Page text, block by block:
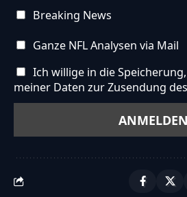
h\u00e4ngt vom Einsatz
{"captcha":{"accessibility-
icon","accessibility-
[STRONG]answer[\/
Breaking News
Ganze NFL Analysen via Mail
Ich willige in die
meiner Daten zur Zusendung